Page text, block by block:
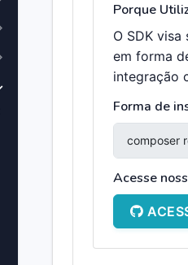
Porque
O SDK
em forma
integração
Forma de
Acesse